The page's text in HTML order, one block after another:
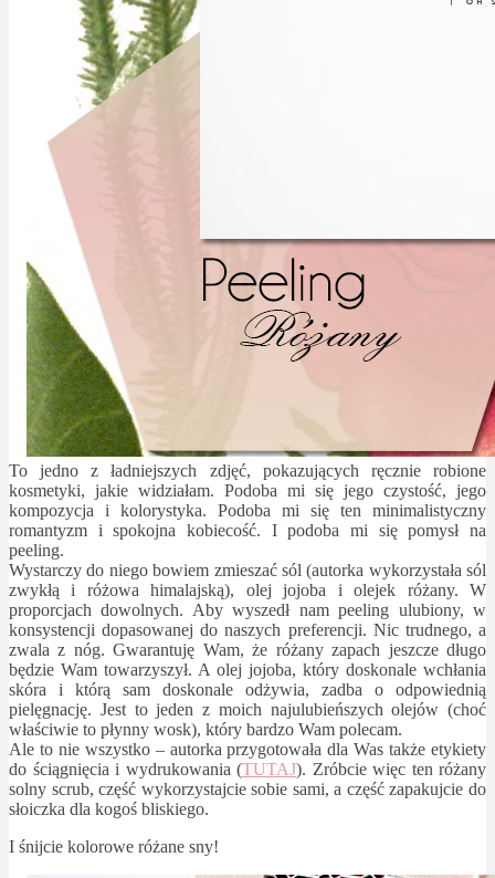
To jedno z ładniejszych zdjęć, pokazujących ręcznie robione
kosmetyki, jakie widziałam. Podoba mi się jego czystość, jego
kompozycja i kolorystyka. Podoba mi się ten minimalistyczny
romantyzm i spokojna kobiecość. I podoba mi się pomysł na
peeling.
Wystarczy do niego bowiem zmieszać sól (autorka wykorzystała sól
zwykłą i różowa himalajską), olej jojoba i olejek różany. W
proporcjach dowolnych. Aby wyszedł nam peeling ulubiony, w
konsystencji dopasowanej do naszych preferencji. Nic trudnego, a
zwala z nóg. Gwarantuję Wam, że różany zapach jeszcze długo
będzie Wam towarzyszył. A olej jojoba, który doskonale wchłania
skóra i którą sam doskonale odżywia, zadba o odpowiednią
pielęgnację. Jest to jeden z moich najulubieńszych olejów (choć
właściwie to płynny wosk), który bardzo Wam polecam.
Ale to nie wszystko – autorka przygotowała dla Was także etykiety
do ściągnięcia i wydrukowania (TUTAJ). Zróbcie więc ten różany
solny scrub, część wykorzystajcie sobie sami, a część zapakujcie do
słoiczka dla kogoś bliskiego.
I śnijcie kolorowe różane sny!